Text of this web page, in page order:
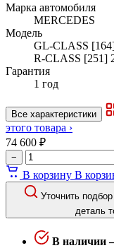
Марка автомобиля
MERCEDES
Модель
GL-CLASS
R-CLASS [251]
Гарантия
1 год
Все характеристики
этого товара ›
74 600 ₽
−
В корзину В
Уточнить
деталь
В наличии